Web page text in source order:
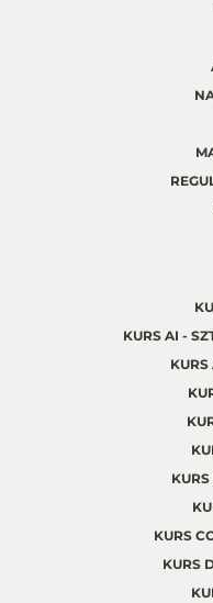
KURS AI -
KURS
KURS
KURS